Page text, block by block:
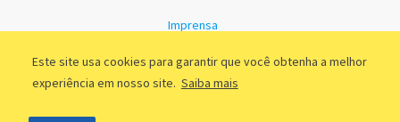
Este site usa cookies para garantir que você obtenha a melhor
experiência em nosso site. Saiba mais
Imprensa
Política de Privacidade